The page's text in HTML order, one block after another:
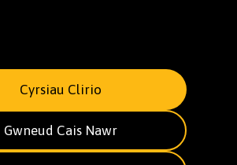
Cyrsiau Clirio
Gwneud Cais Nawr